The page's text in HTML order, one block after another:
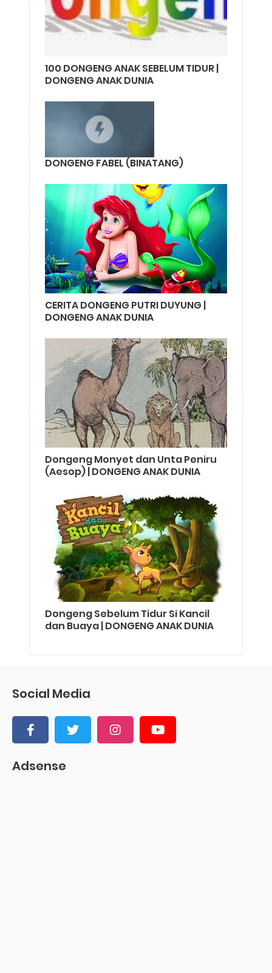
100 DONGENG ANAK SEBELUM TIDUR |
DONGENG ANAK DUNIA
DONGENG FABEL (BINATANG)
CERITA DONGENG PUTRI DUYUNG |
DONGENG ANAK DUNIA
Dongeng Monyet dan Unta Peniru
(Aesop) | DONGENG ANAK DUNIA
Dongeng Sebelum Tidur Si Kancil
dan Buaya | DONGENG ANAK DUNIA
Social Media
Adsense